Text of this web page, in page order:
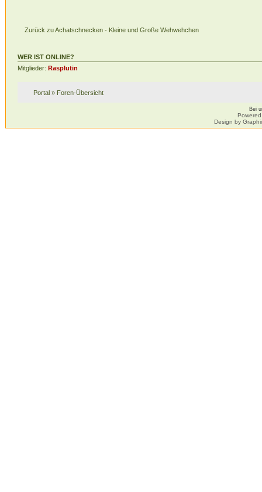
Zurück zu Achatschnecken - Kleine und Große Wehwehchen
WER IST ONLINE?
Mitglieder: Rasplutin
Portal» Foren-Übersicht
Bei
Design by